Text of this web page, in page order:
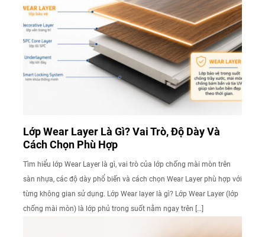
Lớp Wear Layer Là Gì? Vai Trò, Độ Dày Và
Cách Chọn Phù Hợp
Tìm hiểu lớp Wear Layer là gì, vai trò của lớp chống mài mòn trên
sàn nhựa, các độ dày phổ biến và cách chọn Wear Layer phù hợp với
từng không gian sử dụng. Lớp Wear layer là gì? Lớp Wear Layer (lớp
chống mài mòn) là lớp phủ trong suốt nằm ngay trên […]